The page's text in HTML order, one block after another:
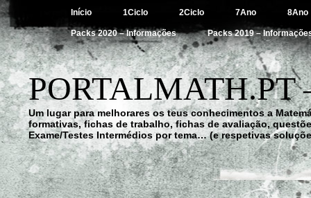
Início 1Ciclo 2Ciclo 7Ano 8Ano
Packs 2020 – Informações Packs 2019 –
Um lugar para melhorares os teus conhecimentos a
formativas, fichas de trabalho, fichas de avaliação,
Exame/Testes Intermédios por tema… (e respetivas